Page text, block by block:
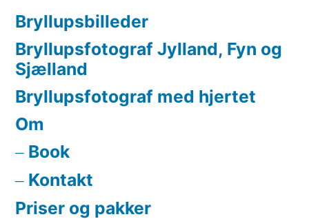
Bryllupsbilleder
Bryllupsfotograf Jylland, Fyn og
Sjælland
Bryllupsfotograf med hjertet
Om
Book
Kontakt
Priser og pakker